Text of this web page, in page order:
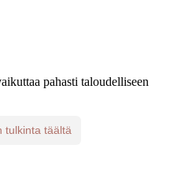
pahasti taloudelliseen
tulkinta täältä